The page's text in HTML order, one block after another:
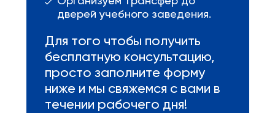
дверей учебного заведения.
Для того чтобы получить
бесплатную консультацию,
просто заполните форму
ниже и мы свяжемся с вами в
течении рабочего дня!